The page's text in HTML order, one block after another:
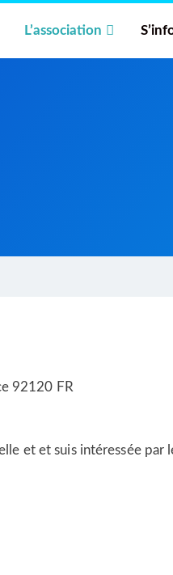
L’association
92120 FR
et et suis intéressée par